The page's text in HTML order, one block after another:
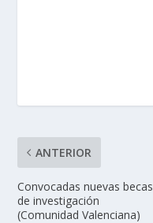
ANTERIOR
Convocadas nuevas becas
de investigación
(Comunidad Valenciana)